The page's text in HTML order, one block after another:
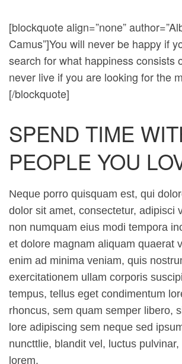
[blockquote align=”none”
Camus”]You will never be happy if
search for what happiness consists
never live if you are looking for the
[/blockquote]
SPEND TIME
PEOPLE YOU
Neque porro quisquam est, qui
dolor sit amet, consectetur, adipisci
non numquam eius modi tempora
et dolore magnam aliquam quaerat
enim ad minima veniam, quis
exercitationem ullam corporis
tempus, tellus eget condimentum
rhoncus, sem quam semper libero,
lore adipiscing sem neque sed
nuncttlie, blandit vel, luctus
lorem.